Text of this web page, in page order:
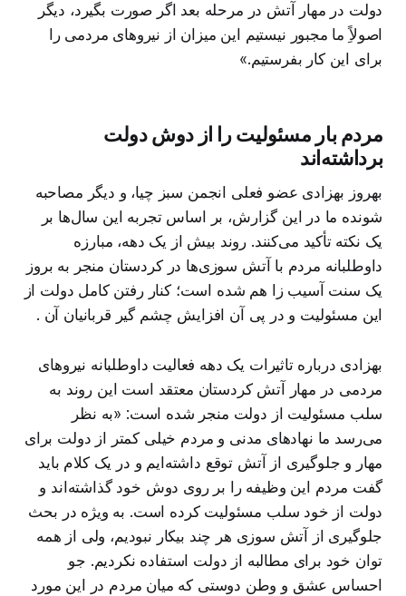
دولت در مهار آتش در مرحله بعد اگر صورت بگیرد، دیگر
اصولاًِ ما مجبور نیستیم این میزان از نیروهای مردمی را
برای این کار بفرستیم.»
مردم بار مسئولیت را از دوش دولت
برداشته‌اند
بهروز بهزادی عضو فعلی انجمن سبز چیا، و دیگر مصاحبه
شونده ما در این گزارش، بر اساس تجربه این سال‌ها بر
یک نکته تأکید می‌کنند. روند بیش از یک دهه، مبارزه
داوطلبانه مردم با آتش سوزی‌ها در کردستان منجر به بروز
یک سنت آسیب زا هم شده است؛ کنار رفتن کامل دولت از
این مسئولیت و در پی آن افزایش چشم گیر قربانیان آن .
بهزادی درباره تاثیرات یک دهه فعالیت داوطلبانه نیروهای
مردمی در مهار آتش کردستان معتقد است این روند به
سلب مسئولیت از دولت منجر شده است:‌ «به نظر
می‌رسد ما نهادهای مدنی و مردم خیلی کمتر از دولت برای
مهار و جلوگیری از آتش توقع داشته‌ایم و در یک کلام باید
گفت مردم این وظیفه را بر روی دوش خود گذاشته‌اند و
دولت از خود سلب مسئولیت کرده است. به ویژه در بحث
جلوگیری از آتش سوزی هر چند بیکار نبودیم، ولی از همه
توان خود برای مطالبه از دولت استفاده نکردیم. جو
احساس عشق و وطن دوستی که میان مردم در این مورد